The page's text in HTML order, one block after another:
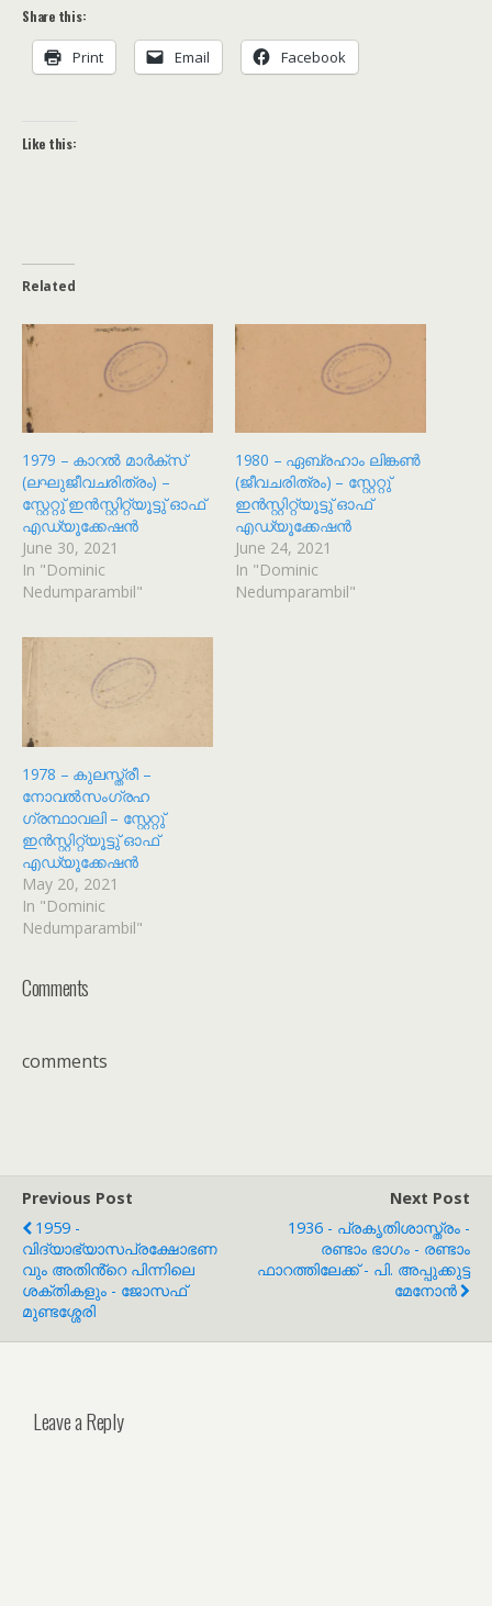
Share this:
Print Email Facebook
Like this:
Related
1979 – കാറൽ മാർക്സ്
(ലഘുജീവചരിത്രം) –
സ്റ്റേറ്റു് ഇൻസ്റ്റിറ്റ്യൂട്ടു് ഓഫ്
എഡ്യൂക്കേഷൻ
June 30, 2021
In "Dominic
Nedumparambil"
1980 – ഏബ്രഹാം ലിങ്കൺ
(ജീവചരിത്രം) – സ്റ്റേറ്റു്
ഇൻസ്റ്റിറ്റ്യൂട്ടു് ഓഫ്
എഡ്യൂക്കേഷൻ
June 24, 2021
In "Dominic
Nedumparambil"
1978 – കുലസ്ത്രീ –
നോവൽസംഗ്രഹ
ഗ്രന്ഥാവലി – സ്റ്റേറ്റു്
ഇൻസ്റ്റിറ്റ്യൂട്ടു് ഓഫ്
എഡ്യൂക്കേഷൻ
May 20, 2021
In "Dominic
Nedumparambil"
Comments
comments
Previous Post
1959 -
വിദ്യാഭ്യാസപ്രക്ഷോഭണ
വും അതിൻ്റെ പിന്നിലെ
ശക്തികളും - ജോസഫ്
മുണ്ടശ്ശേരി
Next Post
1936 - പ്രകൃതിശാസ്ത്രം -
രണ്ടാം ഭാഗം - രണ്ടാം
ഫാറത്തിലേക്ക് - പി. അപ്പുക്കുട്ട
മേനോൻ
Leave a Reply